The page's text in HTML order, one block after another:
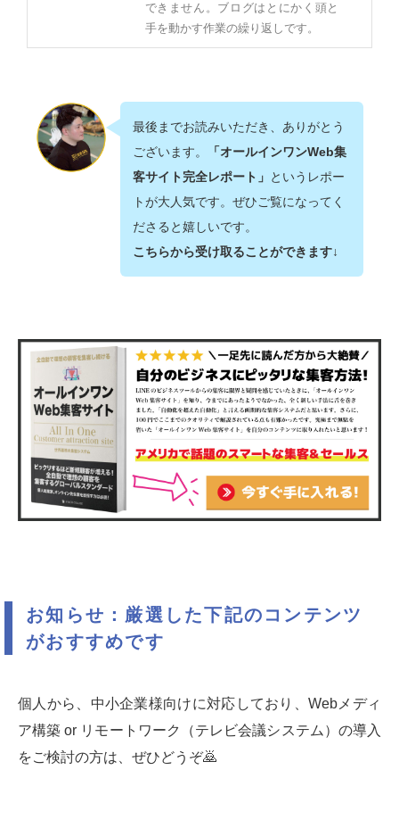
できません。ブログはとにかく頭と
手を動かす作業の繰り返しです。
最後までお読みいただき、ありがとう
ございます。
「オールインワンWeb集
客サイト完全レポート」 というレポー
トが大人気です。ぜひご覧になってく
ださると嬉しいです。
こちらから受け取ることができます↓
お知らせ：厳選した下記のコンテンツ
がおすすめです
個人から、中小企業様向けに対応しており、Webメディ
ア構築 or リモートワーク（テレビ会議システム）の導入
をご検討の方は、ぜひどうぞ🙇‍